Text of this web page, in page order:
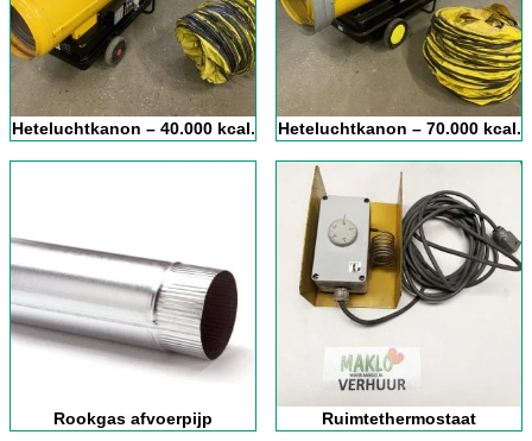
Heteluchtkanon – 40.000 kcal. Heteluchtkanon – 70.000 kcal.
Rookgas afvoerpijp Ruimtethermostaat